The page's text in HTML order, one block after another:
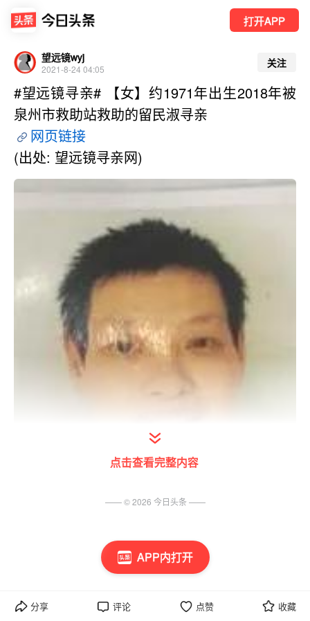
打开APP
APP内打开
望远镜wyj
2021-8-24 04:05 关注
#望远镜寻亲# 【女】约1971年出生2018年被
泉州市救助站救助的留民淑寻亲
网页链接
(出处: 望远镜寻亲网)
点击查看完整内容
分享 评论 点赞 收藏
—— ©2026 今日头条 ——